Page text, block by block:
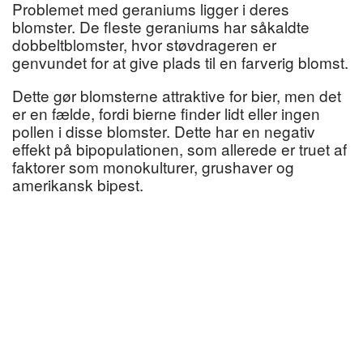
Problemet med geraniums ligger i deres
blomster. De fleste geraniums har såkaldte
dobbeltblomster, hvor støvdrageren er
genvundet for at give plads til en farverig blomst.
Dette gør blomsterne attraktive for bier, men det
er en fælde, fordi bierne finder lidt eller ingen
pollen i disse blomster. Dette har en negativ
effekt på bipopulationen, som allerede er truet af
faktorer som monokulturer, grushaver og
amerikansk bipest.